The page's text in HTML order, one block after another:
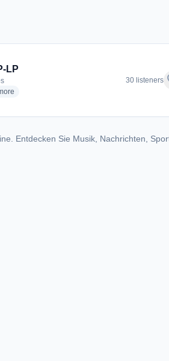
LP
genres for Lion of Judah Radio - WMJP-LP
30 listeners
Entdecken Sie Musik, Nachrichten,